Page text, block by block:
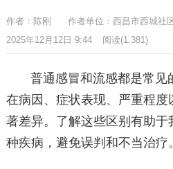
作者：陈刚
作者单位：西昌市西城社
2025年12月12日 9:44
阅读(1,381)
普通感冒和流感都是常见
在病因、症状表现、严重程度
著差异。了解这些区别有助于
种疾病，避免误判和不当治疗。